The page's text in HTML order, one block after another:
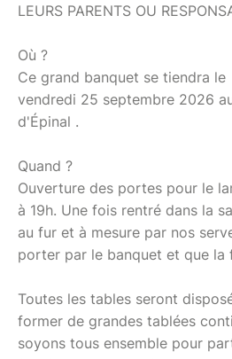
LEURS PARENTS OU
Où ?
Ce grand banquet se tiendra le
vendredi 25 septembre 2026
d'Épinal .
Quand ?
Ouverture des portes pour le
à 19h. Une fois rentré dans la
au fur et à mesure par nos
porter par le banquet et que la
Toutes les tables seront
former de grandes tablées
soyons tous ensemble pour